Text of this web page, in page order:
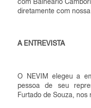
com Balneário
diretamente com
A ENTREVISTA
O NEVIM elegeu a
pessoa de seu
Furtado de Souza, nos